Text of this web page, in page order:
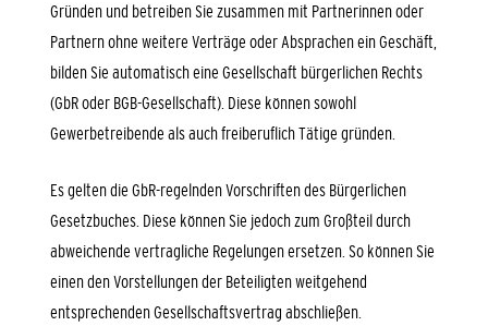
Gründen und betreiben Sie zusammen mit Partnerinnen oder
Partnern ohne weitere Verträge oder Absprachen ein Geschäft,
bilden Sie automatisch eine Gesellschaft bürgerlichen Rechts
(GbR oder BGB-Gesellschaft). Diese können sowohl
Gewerbetreibende als auch freiberuflich Tätige gründen.
Es gelten die GbR-regelnden Vorschriften des Bürgerlichen
Gesetzbuches. Diese können Sie jedoch zum Großteil durch
abweichende vertragliche Regelungen ersetzen. So können Sie
einen den Vorstellungen der Beteiligten weitgehend
entsprechenden Gesellschaftsvertrag abschließen.